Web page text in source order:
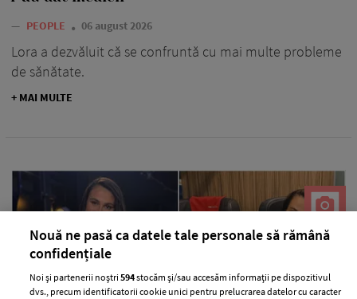
— PEOPLE 06 august 2026
Lora a dezvăluit că se confruntă cu mai multe probleme
de sănătate.
+ MAI MULTE
Nouă ne pasă ca datele tale personale să rămână
confidențiale
Noi și partenerii noștri594stocăm și/sau accesăm informații pe dispozitivul
dvs., precum identificatorii cookie unici pentru prelucrarea datelor cu caracter